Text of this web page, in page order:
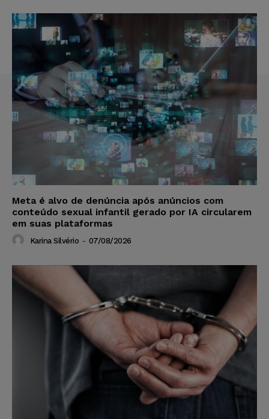
Meta é alvo de denúncia após anúncios com
conteúdo sexual infantil gerado por IA circularem
em suas plataformas
Karina Silvério - 07/08/2026